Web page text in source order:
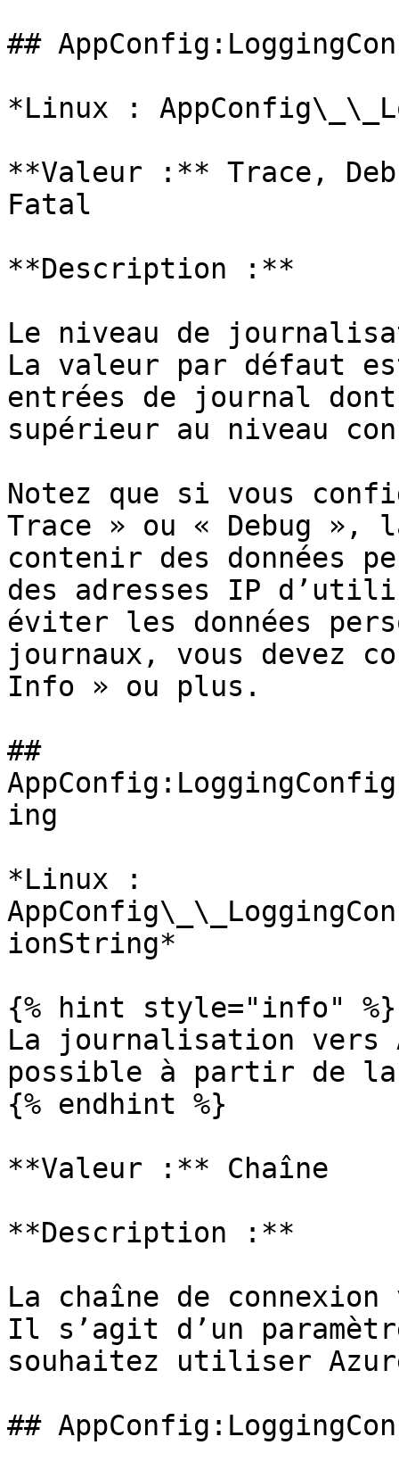
##
*Linux :
**Valeur :** Trace,
Fatal
**Description :**
Le niveau de
La valeur par défaut
entrées de journal
supérieur au niveau
Notez que si vous
Trace » ou « Debug »,
contenir des données
des adresses IP
éviter les données
journaux, vous devez
Info » ou plus.
##
ing
*Linux :
ionString*
{% hint style="info" %}
La journalisation vers
possible à partir de
{% endhint %}
**Valeur :** Chaîne
**Description :**
La chaîne de
Il s’agit d’un
souhaitez utiliser
##